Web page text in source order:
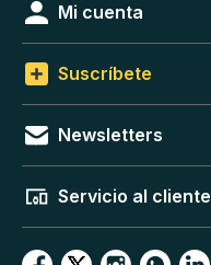
Mi cuenta
Suscríbete
Newsletters
Servicio al cliente